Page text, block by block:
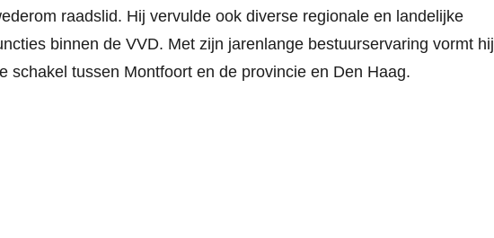
raadslid. Hij vervulde ook diverse regionale en landelijke
binnen de VVD. Met zijn jarenlange bestuurservaring vormt hij
schakel tussen Montfoort en de provincie en Den Haag.